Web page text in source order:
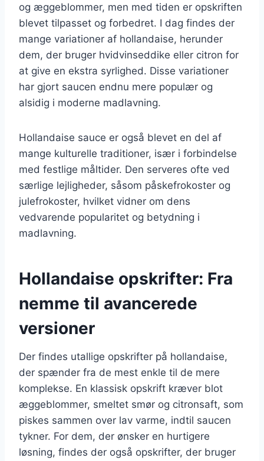
og æggeblommer, men med tiden er opskriften
blevet tilpasset og forbedret. I dag findes der
mange variationer af hollandaise, herunder
dem, der bruger hvidvinseddike eller citron for
at give en ekstra syrlighed. Disse variationer
har gjort saucen endnu mere populær og
alsidig i moderne madlavning.
Hollandaise sauce er også blevet en del af
mange kulturelle traditioner, især i forbindelse
med festlige måltider. Den serveres ofte ved
særlige lejligheder, såsom påskefrokoster og
julefrokoster, hvilket vidner om dens
vedvarende popularitet og betydning i
madlavning.
Hollandaise opskrifter: Fra
nemme til avancerede
versioner
Der findes utallige opskrifter på hollandaise,
der spænder fra de mest enkle til de mere
komplekse. En klassisk opskrift kræver blot
æggeblommer, smeltet smør og citronsaft, som
piskes sammen over lav varme, indtil saucen
tykner. For dem, der ønsker en hurtigere
løsning, findes der også opskrifter, der bruger